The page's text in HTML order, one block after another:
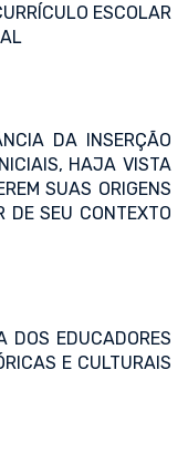
ESCOLAR
DA INSERÇÃO
HAJA VISTA
SUAS ORIGENS
DE SEU CONTEXTO
DOS EDUCADORES
E CULTURAIS